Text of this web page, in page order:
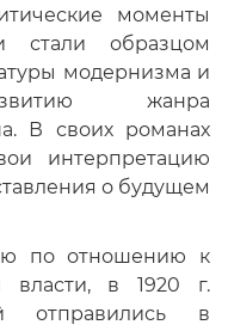
моменты
стали образцом
модернизма и
жанра
В своих романах
интерпретацию
о будущем
по отношению к
власти, в 1920 г.
отправились в